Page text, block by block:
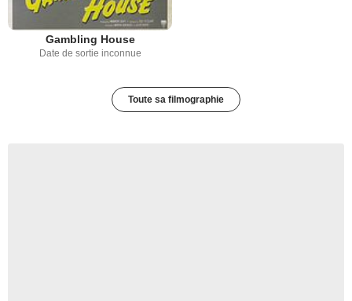
Gambling House
Date de sortie inconnue
Toute sa filmographie